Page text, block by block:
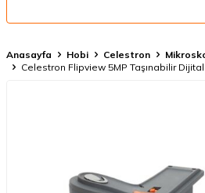
Anasayfa Hobi Celestron
Celestron Flipview 5MP Taşınabilir